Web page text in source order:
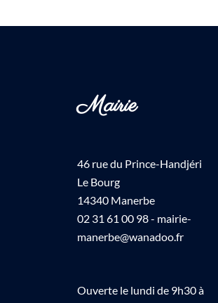
Mairie
46 rue du Prince-Handjéri
Le Bourg
14340 Manerbe
02 31 61 00 98 - mairie-
manerbe@wanadoo.fr
Ouverte le lundi de 9h30 à